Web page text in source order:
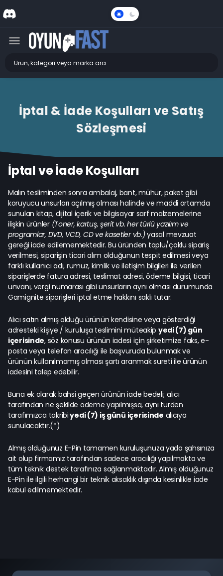
Karanlık
İptal & İade Koşulları ve Satış
Sözleşmesi
İptal ve İade Koşulları
Malın tesliminden sonra ambalaj, bant, mühür, paket gibi
koruyucu unsurları açılmış olması halinde ve maddi ortamda
sunulan kitap, dijital içerik ve bilgisayar sarf malzemelerine
ilişkin ürünler (Toner, kartuş, şerit vb. her türlü yazılım ve
programlar, DVD, VCD, CD ve kasetler vb.)yasal mevzuat
gereği iade edilememektedir. Bu üründen toplu/çoklu sipariş
verilmesi, siparişin ticari alım olduğunun tespit edilmesi veya
farklı kullanıcı adı, rumuz, kimlik ve iletişim bilgileri ile verilen
siparişlerde fatura adresi, teslimat adresi, ödeme bilgisi, ticari
unvanı, vergi numarası gibi unsurların aynı olması durumunda
Gamignite siparişleri iptal etme hakkını saklı tutar.
Alıcı satın almış olduğu ürünün kendisine veya gösterdiği
adresteki kişiye / kuruluşa teslimini müteakip yedi (7) gün
içerisinde, söz konusu ürünün iadesi için şirketimize faks, e-
posta veya telefon aracılığı ile başvuruda bulunmak ve
ürünün kullanılmamış olması şartı aranmak sureti ile ürünün
iadesini talep edebilir.
Buna ek olarak bahsi geçen ürünün iade bedeli; alıcı
tarafından ne şekilde ödeme yapılmışsa, aynı türden
tarafımızca takribiyedi (7) iş günü içerisinde alıcıya
sunulacaktır.(*)
Almış olduğunuz E-Pin tamamen kuruluşunuza yada şahsınıza
ait olup firmamız tarafından sadece aracılığı yapılmakta ve
tüm teknik destek tarafınıza sağlanmaktadır. Almış olduğunuz
E-Pin ile ilgili herhangi bir teknik aksaklık dışında kesinlikle iade
kabul edilmemektedir.